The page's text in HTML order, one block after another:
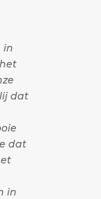
in
dat
dat
in